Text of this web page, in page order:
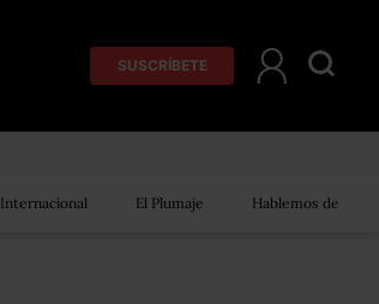
SUSCRÍBETE
Internacional El Plumaje Hablemos de